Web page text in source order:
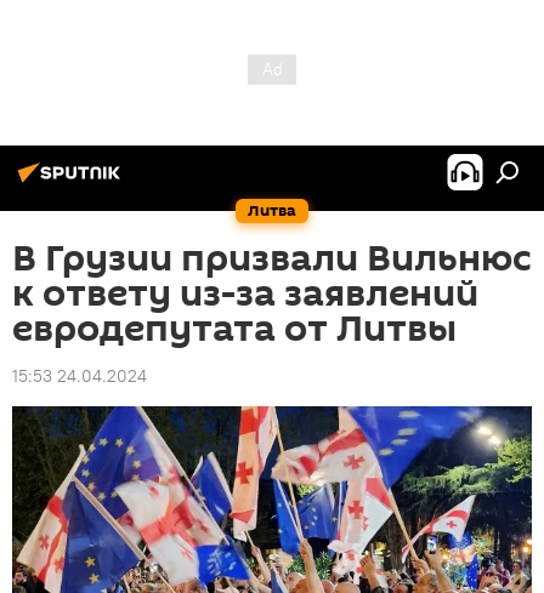
Литва
В Грузии призвали Вильнюс
к ответу из-за заявлений
евродепутата от Литвы
15:53 24.04.2024